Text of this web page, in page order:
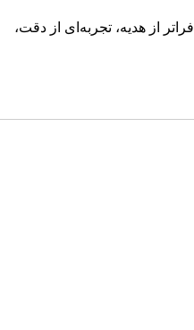
فراتر از هدیه، تجربه‌ای از دقت،